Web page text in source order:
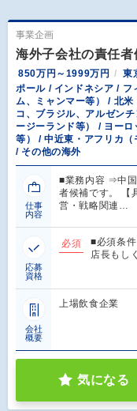
事業企画
海外子会社の責任
850万円～1999万円
東
ポール / インドネシア / フ
ム、ミャンマー等） / 北
コ、ブラジル、アルゼン
ージーランド等） / ヨー
等） / 中近東・アフリカ（
/ その他の海外
仕事
内容
■業務内容 ⇒中
者候補です。 【
営・戦略関連…
応募
資格
必須
■必須条
店長もし
会社
概要
上場飲食企業
気になる